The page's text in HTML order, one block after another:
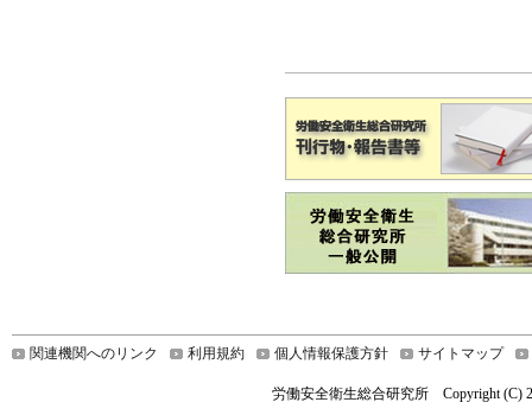
関連機関へのリンク 利用規約 個人情報保護方針 サイトマップ
労働安全衛生総合研究所 Copyright (C)